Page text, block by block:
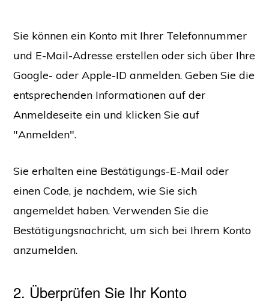
Sie können ein Konto mit Ihrer Telefonnummer
und E-Mail-Adresse erstellen oder sich über Ihre
Google- oder Apple-ID anmelden. Geben Sie die
entsprechenden Informationen auf der
Anmeldeseite ein und klicken Sie auf
"Anmelden".
Sie erhalten eine Bestätigungs-E-Mail oder
einen Code, je nachdem, wie Sie sich
angemeldet haben. Verwenden Sie die
Bestätigungsnachricht, um sich bei Ihrem Konto
anzumelden.
2. Überprüfen Sie Ihr Konto